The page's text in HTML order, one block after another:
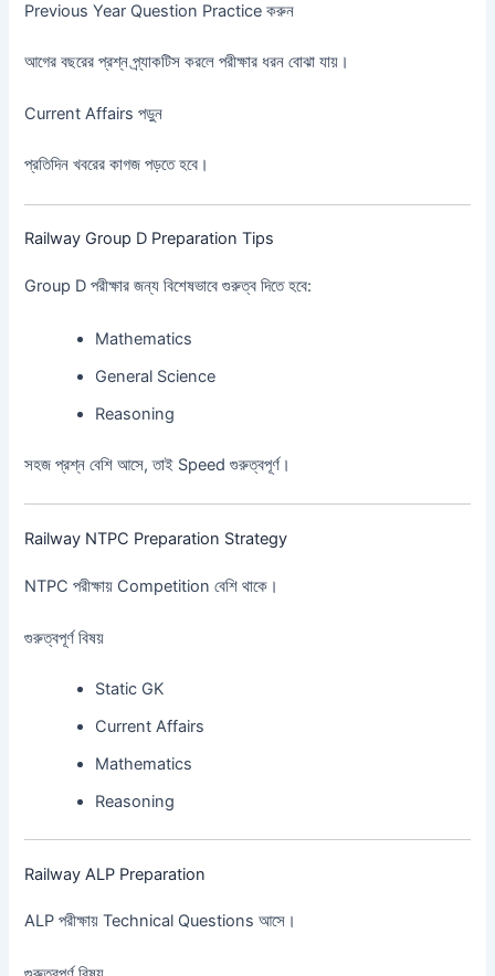
Previous Year Question Practice করুন
আগের বছরের প্রশ্ন প্র্যাকটিস করলে পরীক্ষার ধরন বোঝা যায়।
Current Affairs পড়ুন
প্রতিদিন খবরের কাগজ পড়তে হবে।
Railway Group D Preparation Tips
Group D পরীক্ষার জন্য বিশেষভাবে গুরুত্ব দিতে হবে:
Mathematics
General Science
Reasoning
সহজ প্রশ্ন বেশি আসে, তাই Speed গুরুত্বপূর্ণ।
Railway NTPC Preparation Strategy
NTPC পরীক্ষায় Competition বেশি থাকে।
গুরুত্বপূর্ণ বিষয়
Static GK
Current Affairs
Mathematics
Reasoning
Railway ALP Preparation
ALP পরীক্ষায় Technical Questions আসে।